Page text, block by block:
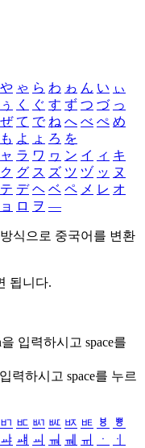
や ゃ ら わ ゎ ん い ぃ
ぅ く ぐ す ず つ づ っ
ぜ て で ね へ べ ぺ め
も よ ょ ろ を
ャ ラ ワ ヮ ン イ ィ キ
ク グ ス ズ ツ ヅ ッ ヌ
テ デ ヘ ベ ペ メ レ オ
ョ ロ ヲ ―
식으로 중국어를 변환
됩니다.
을 입력하시고 space를
력하시고 space를 누르
ㅲ ㅳ ㅴ ㅵ ㅶ ㅷ ㅸ
ㅹ
ㆇ ㆈ ㆉ ㆊ ㆋ ㆌ ㆍ
ㆎ